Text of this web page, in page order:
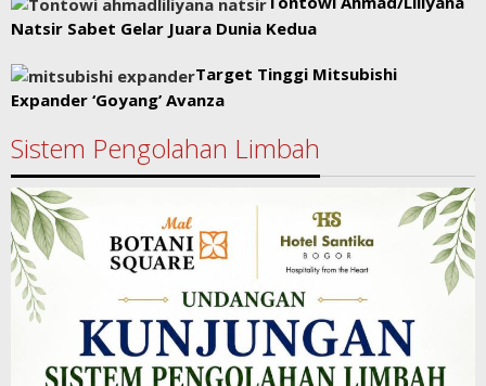
Natsir Sabet Gelar Juara Dunia Kedua
Target Tinggi Mitsubishi
Expander ‘Goyang’ Avanza
Sistem Pengolahan Limbah